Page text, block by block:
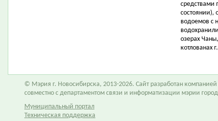
средствами
состоянии),
водоемов с
озерах
котлованах
© Мэрия г. Новосибирска, 2013-2026. Сайт разработан компанией
совместно с департаментом связи и информатизации мэрии
Муниципальный портал
Техническая поддержка